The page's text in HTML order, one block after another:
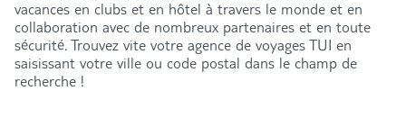
vacances en clubs et en hôtel à travers le monde et en
collaboration avec de nombreux partenaires et en toute
sécurité. Trouvez vite votre agence de voyages TUI en
saisissant votre ville ou code postal dans le champ de
recherche !